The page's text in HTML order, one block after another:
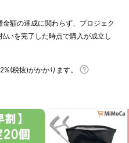
額の達成に関わらず、プロジェク
いを完了した時点で購入が成立し
税抜)がかかります。